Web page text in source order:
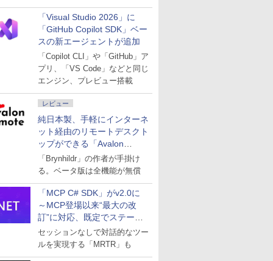
「Visual Studio 2026」に
「GitHub Copilot SDK」ベー
スの新エージェントが追加
「Copilot CLI」や「GitHub」ア
プリ、「VS Code」などと同じ
エンジン、プレビュー搭載
レビュー
純日本製、手軽にインターネ
ット経由のリモートデスクト
ップができる「Avalon
remote」
「Brynhildr」の作者が手掛け
る。ベータ版は全機能が無償
「MCP C# SDK」がv2.0に
～MCP登場以来“最大の改
訂”に対応、既定でステート
レスへ
セッションなしで対話的なツー
ルを実現する「MRTR」も